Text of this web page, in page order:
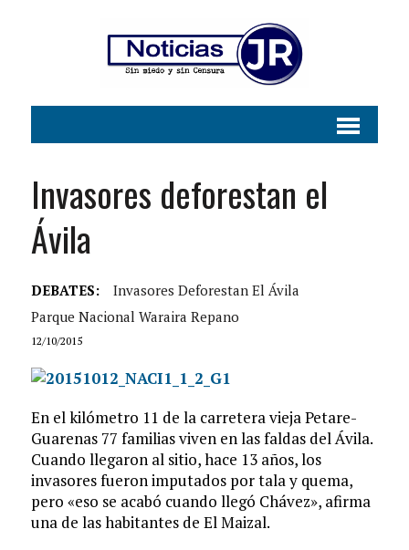
Invasores deforestan el
Ávila
DEBATES:
Invasores Deforestan El Ávila
Parque Nacional Waraira Repano
12/10/2015
En el kilómetro 11 de la carretera vieja Petare-
Guarenas 77 familias viven en las faldas del Ávila.
Cuando llegaron al sitio, hace 13 años, los
invasores fueron imputados por tala y quema,
pero «eso se acabó cuando llegó Chávez», afirma
una de las habitantes de El Maizal.